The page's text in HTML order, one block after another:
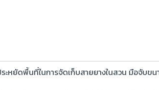
ะหยัดพื้นที่ในการจัดเก็บสายยางในสวน มือจับข